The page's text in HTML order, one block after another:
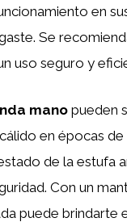
en
Se
uso seguro y
mano pueden
en épocas de
de la estufa
Con un
puede brindarte